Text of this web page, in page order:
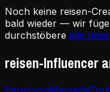
Noch keine reisen-
bald wieder — wir
durchstöbere alle
reisen-Influencer